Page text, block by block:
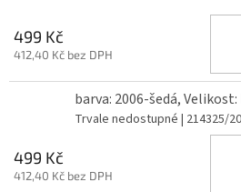
499 Kč
412,40 Kč bez DPH
barva: 2006-šedá, Velikost:
Trvale nedostupné | 214325/
499 Kč
412,40 Kč bez DPH